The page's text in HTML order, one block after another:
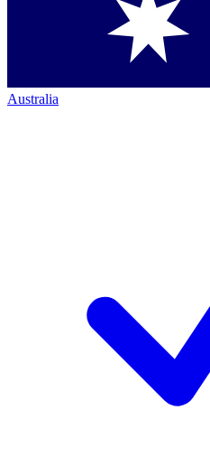
Australia